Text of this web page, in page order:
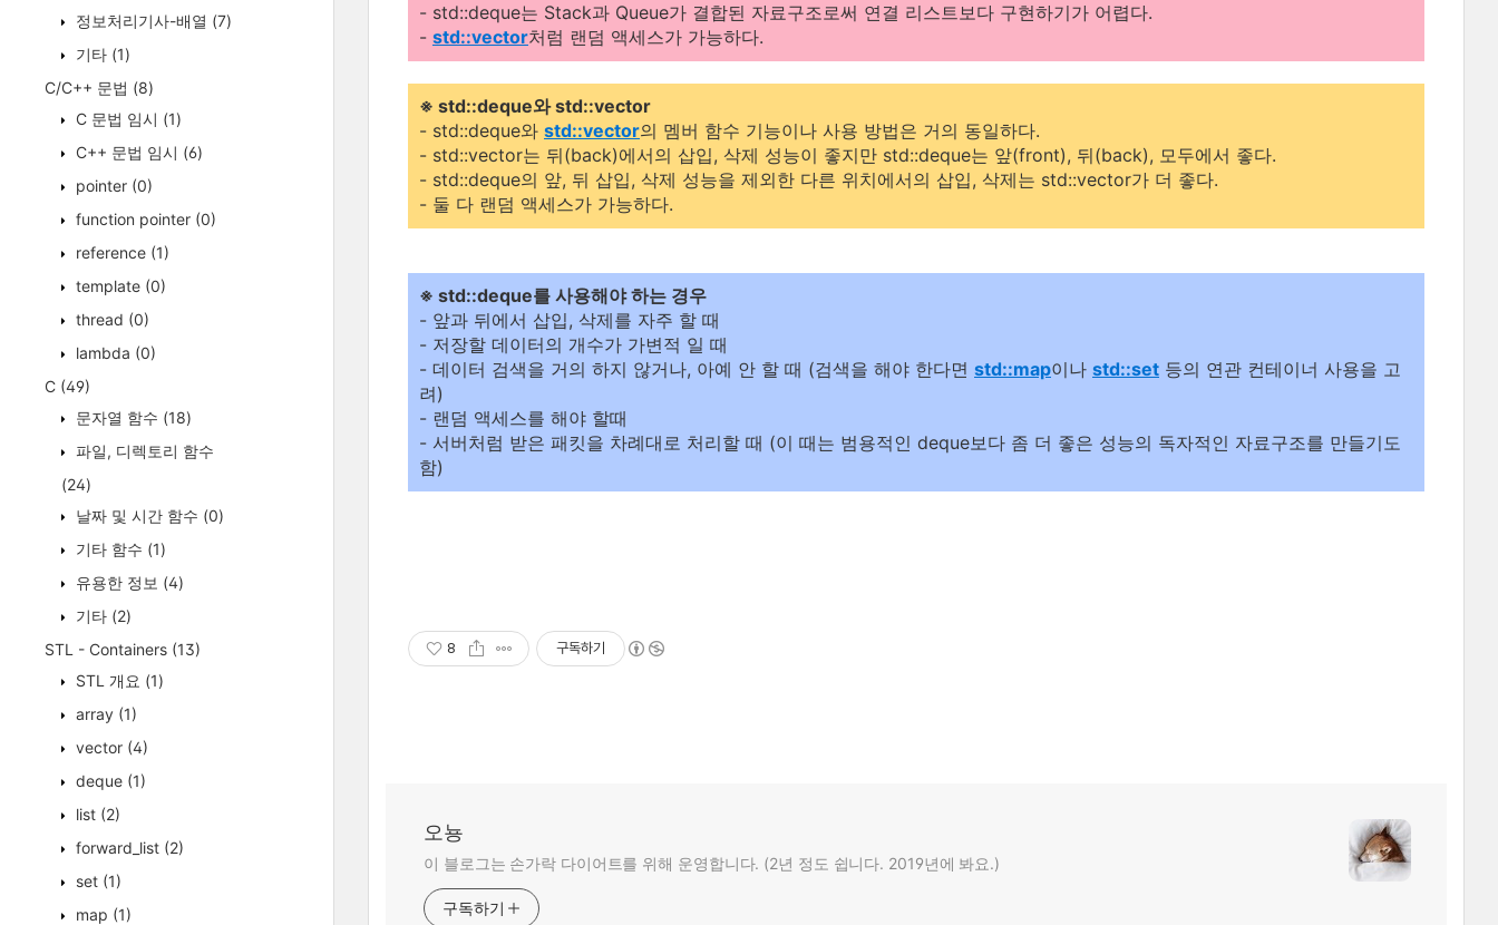
정보처리기사-배열 (7)
기타 (1)
C/C++ 문법 (8)
C 문법 임시 (1)
C++ 문법 임시 (6)
pointer (0)
function pointer (0)
reference (1)
template (0)
thread (0)
lambda (0)
C (49)
문자열 함수 (18)
파일, 디렉토리 함수
(24)
날짜 및 시간 함수 (0)
기타 함수 (1)
유용한 정보 (4)
기타 (2)
STL - Containers (13)
STL 개요 (1)
array (1)
vector (4)
deque (1)
list (2)
forward_list (2)
set (1)
map (1)
- std::deque는 Stack과 Queue가 결합된 자료구조로써 연결 리스트보다 구현하기가 어렵다.
- std::vector처럼 랜덤 액세스가 가능하다.
※ std::deque와 std::vector
- std::deque와 std::vector의 멤버 함수 기능이나 사용 방법은 거의 동일하다.
- std::vector는 뒤(back)에서의 삽입, 삭제 성능이 좋지만 std::deque는 앞(front), 뒤(back), 모두에서 좋다.
- std::deque의 앞, 뒤 삽입, 삭제 성능을 제외한 다른 위치에서의 삽입, 삭제는 std::vector가 더 좋다.
- 둘 다 랜덤 액세스가 가능하다.
※ std::deque를 사용해야 하는 경우
- 앞과 뒤에서 삽입, 삭제를 자주 할 때
- 저장할 데이터의 개수가 가변적 일 때
- 데이터 검색을 거의 하지 않거나, 아예 안 할 때 (검색을 해야 한다면 std::map이나 std::set 등의 연관 컨테이너 사용을 고
려)
- 랜덤 액세스를 해야 할때
- 서버처럼 받은 패킷을 차례대로 처리할 때 (이 때는 범용적인 deque보다 좀 더 좋은 성능의 독자적인 자료구조를 만들기도
함)
8 구독하기
오뇽
이 블로그는 손가락 다이어트를 위해 운영합니다. (2년 정도 쉽니다. 2019년에 봐요.)
구독하기